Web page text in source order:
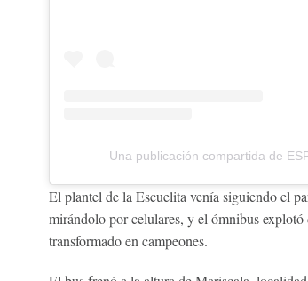
Una publicación compartida de
El plantel de la Escuelita venía siguiendo el
mirándolo por celulares, y el ómnibus
transformado en campeones.